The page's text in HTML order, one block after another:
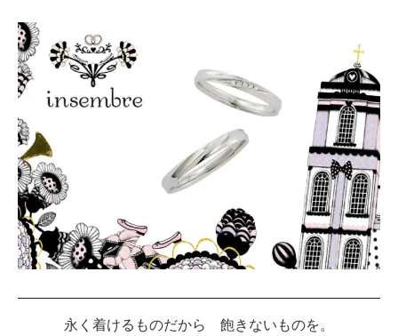
永く着けるものだから 飽きないものを。